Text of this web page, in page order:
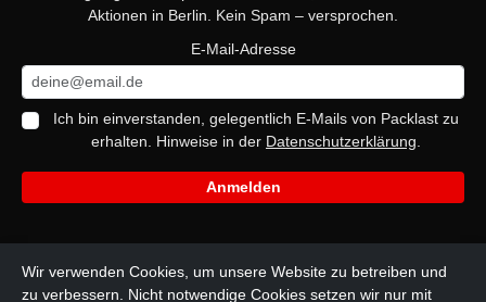
Aktionen in Berlin. Kein Spam – versprochen.
E-Mail-Adresse
Ich bin einverstanden, gelegentlich E-Mails von Packlast zu
erhalten. Hinweise in der Datenschutzerklärung.
Anmelden
Social Media
Wir verwenden Cookies, um unsere Website zu betreiben und
zu verbessern. Nicht notwendige Cookies setzen wir nur mit